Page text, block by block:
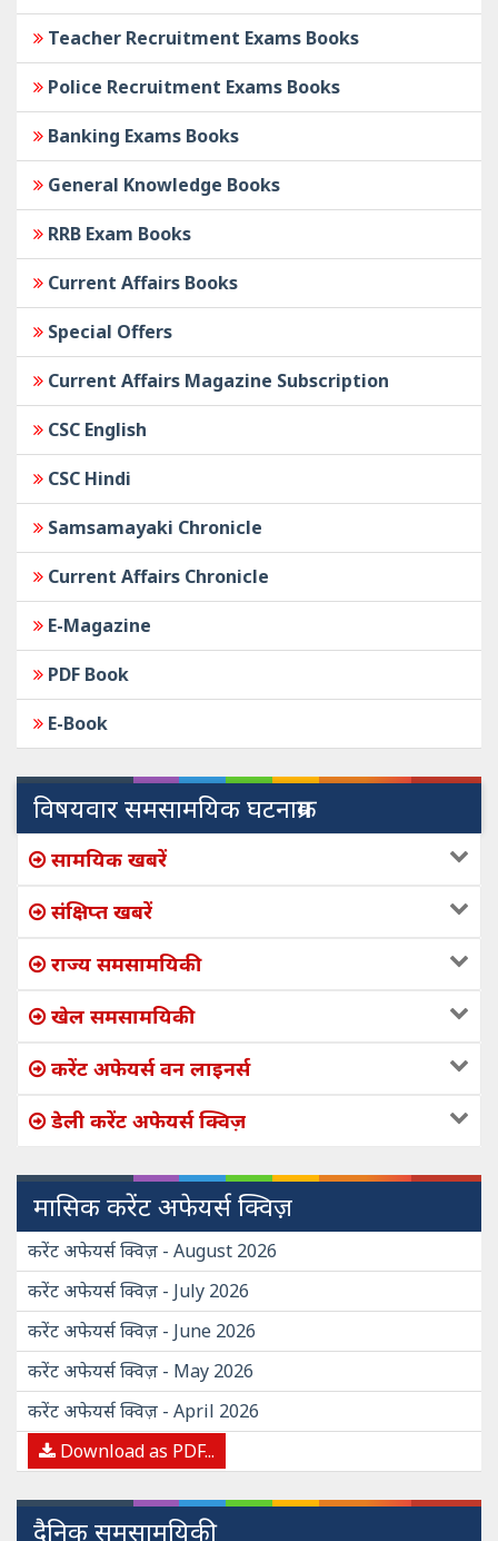
Teacher Recruitment Exams Books
Police Recruitment Exams Books
Banking Exams Books
General Knowledge Books
RRB Exam Books
Current Affairs Books
Special Offers
Current Affairs Magazine Subscription
CSC English
CSC Hindi
Samsamayaki Chronicle
Current Affairs Chronicle
E-Magazine
PDF Book
E-Book
विषयवार समसामयिक घटनाक्रम
सामयिक खबरें
संक्षिप्त खबरें
राज्य समसामयिकी
खेल समसामयिकी
करेंट अफेयर्स वन लाइनर्स
डेली करेंट अफेयर्स क्विज़
मासिक करेंट अफेयर्स क्विज़
करेंट अफेयर्स क्विज़ - August 2026
करेंट अफेयर्स क्विज़ - July 2026
करेंट अफेयर्स क्विज़ - June 2026
करेंट अफेयर्स क्विज़ - May 2026
करेंट अफेयर्स क्विज़ - April 2026
Download as PDF...
दैनिक समसामयिकी